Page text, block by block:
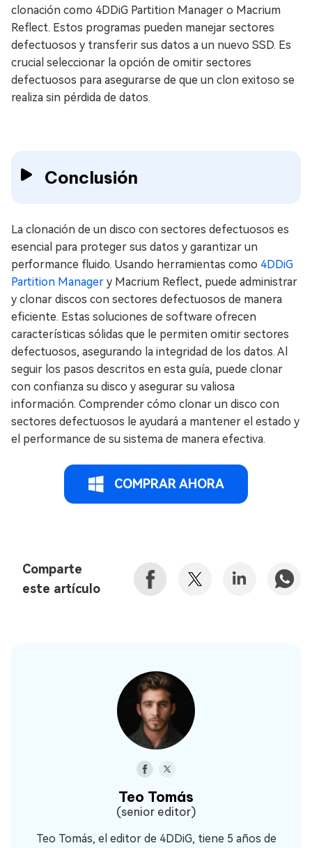
clonación como 4DDiG Partition Manager o Macrium
Reflect. Estos programas pueden manejar sectores
defectuosos y transferir sus datos a un nuevo SSD. Es
crucial seleccionar la opción de omitir sectores
defectuosos para asegurarse de que un clon exitoso se
realiza sin pérdida de datos.
Conclusión
La clonación de un disco con sectores defectuosos es
esencial para proteger sus datos y garantizar un
performance fluido. Usando herramientas como 4DDiG
Partition Manager y Macrium Reflect, puede administrar
y clonar discos con sectores defectuosos de manera
eficiente. Estas soluciones de software ofrecen
características sólidas que le permiten omitir sectores
defectuosos, asegurando la integridad de los datos. Al
seguir los pasos descritos en esta guía, puede clonar
con confianza su disco y asegurar su valiosa
información. Comprender cómo clonar un disco con
sectores defectuosos le ayudará a mantener el estado y
el performance de su sistema de manera efectiva.
COMPRAR AHORA
Comparte
este artículo
Teo Tomás
(senior editor)
Teo Tomás, el editor de 4DDiG, tiene 5 años de